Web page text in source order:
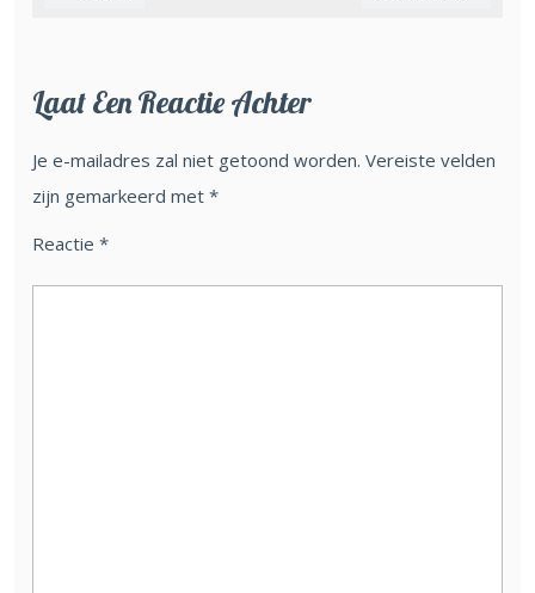
Laat Een Reactie Achter
Je e-mailadres zal niet getoond worden. Vereiste velden
zijn gemarkeerd met *
Reactie *